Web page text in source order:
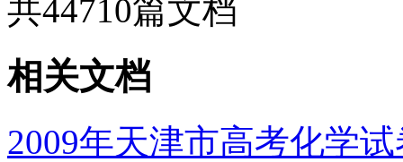
共44710篇文档
相关文档
2009年天津市高考化学